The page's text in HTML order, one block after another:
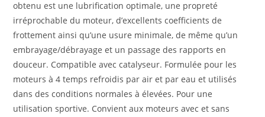
obtenu est une lubrification optimale, une propreté
irréprochable du moteur, d’excellents coefficients de
frottement ainsi qu’une usure minimale, de même qu’un
embrayage/débrayage et un passage des rapports en
douceur. Compatible avec catalyseur. Formulée pour les
moteurs à 4 temps refroidis par air et par eau et utilisés
dans des conditions normales à élevées. Pour une
utilisation sportive. Convient aux moteurs avec et sans